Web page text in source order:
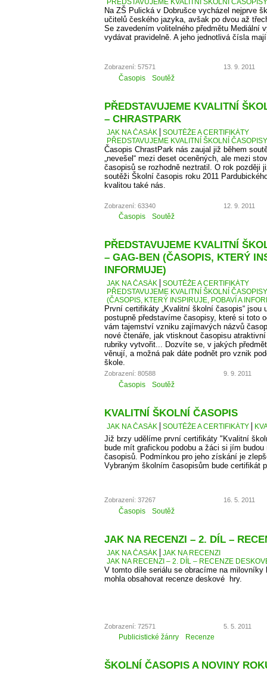
PŘEDSTAVUJEME KVALITNÍ ŠKOLNÍ
Na ZŠ Pulická v Dobrušce vycházel nejprve
učitelů českého jazyka, avšak po dvou až
Se zavedením volitelného předmětu Mediální
vydávat pravidelně. A jeho jednotlivá čísla
Zobrazení: 57571 13. 9. 2011
Časopis Soutěž
PŘEDSTAVUJEME KVALITNÍ
– CHRASTPARK
JAK NA ČASÁK
SOUTĚŽE A CERTIFIKÁTY
PŘEDSTAVUJEME KVALITNÍ ŠKOLNÍ
Časopis ChrastPark nás zaujal již během
„nevešel“ mezi deset oceněných, ale mezi
časopisů se rozhodně neztratil. O rok později
soutěži Školní časopis roku 2011
kvalitou také nás.
Zobrazení: 63340 12. 9. 2011
Časopis Soutěž
PŘEDSTAVUJEME KVALITNÍ
– GAG-BEN (ČASOPIS, KTERÝ
INFORMUJE)
JAK NA ČASÁK
SOUTĚŽE A CERTIFIKÁTY
PŘEDSTAVUJEME KVALITNÍ ŠKOLNÍ
(ČASOPIS, KTERÝ INSPIRUJE, POBAVÍ A
První certifikáty „Kvalitní školní časopis“ jsou
postupně představíme časopisy, které si toto
vám tajemství vzniku zajímavých názvů
nové čtenáře, jak vtisknout časopisu
rubriky vytvořit... Dozvíte se, v jakých
věnují, a možná pak dáte podnět pro vznik
škole.
Zobrazení: 80588 9. 9. 2011
Časopis Soutěž
KVALITNÍ ŠKOLNÍ ČASOPIS
JAK NA ČASÁK SOUTĚŽE A CERTIFIKÁTY
Již brzy udělíme první certifikáty "Kvalitní
bude mít grafickou podobu a žáci si jím
časopisů. Podmínkou pro jeho získání je
Vybraným školním časopisům bude certifikát
Zobrazení: 37267 16. 5. 2011
Časopis Soutěž
JAK NA RECENZI – 2. DÍL –
JAK NA ČASÁK
JAK NA RECENZI
JAK NA RECENZI – 2. DÍL – RECENZE
V tomto díle seriálu se obracíme na milovníky
mohla obsahovat recenze deskové hry.
Zobrazení: 72571 5. 5. 2011
Publicistické žánry Recenze
ŠKOLNÍ ČASOPIS A NOVINY